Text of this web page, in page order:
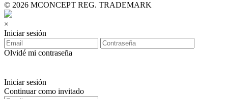
© 2026 MCONCEPT REG. TRADEMARK
×
Iniciar sesión
Olvidé mi contraseña
Iniciar sesión
Continuar como invitado